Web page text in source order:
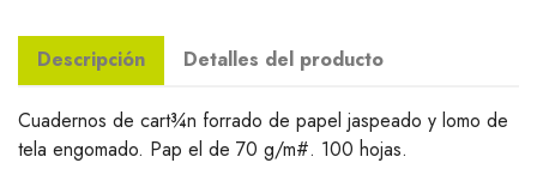
Descripción Detalles del producto
Cuadernos de cart¾n forrado de papel jaspeado y lomo de
tela engomado. Pap el de 70 g/m#. 100 hojas.